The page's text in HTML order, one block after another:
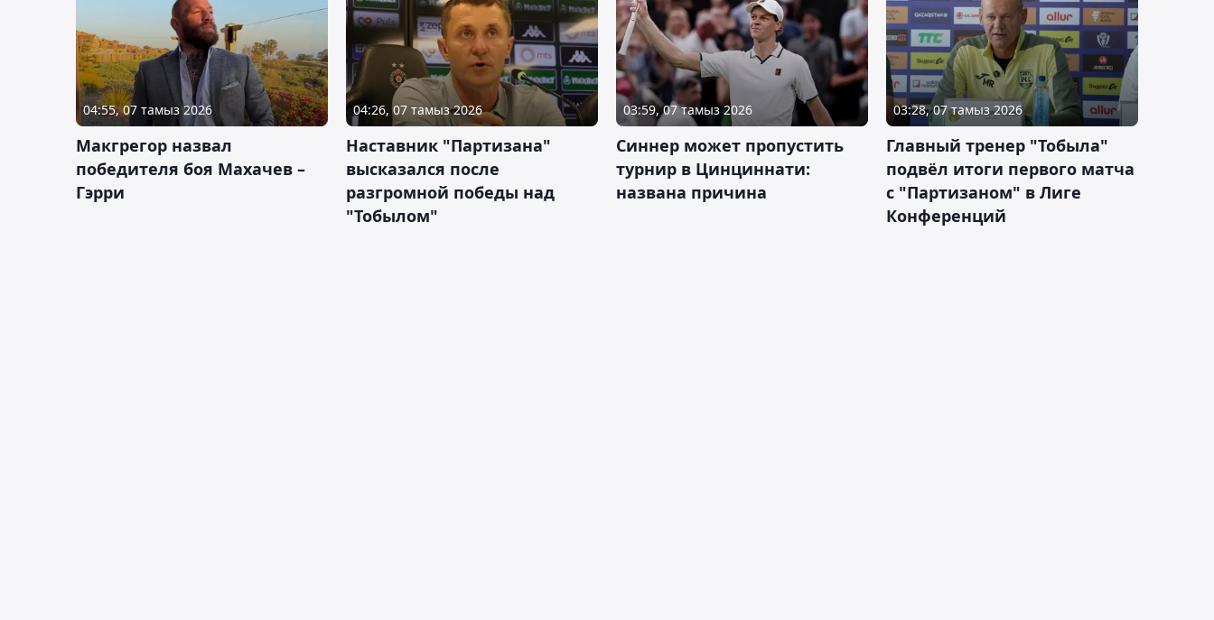
04:55, 07 тамыз 2026
Макгрегор назвал
победителя боя Махачев –
Гэрри
04:26, 07 тамыз 2026
Наставник "Партизана"
высказался после
разгромной победы над
"Тобылом"
03:59, 07 тамыз 2026
Синнер может пропустить
турнир в Цинциннати:
названа причина
03:28, 07 тамыз 2026
Главный тренер "Тобыла"
подвёл итоги первого матча
с "Партизаном" в Лиге
Конференций